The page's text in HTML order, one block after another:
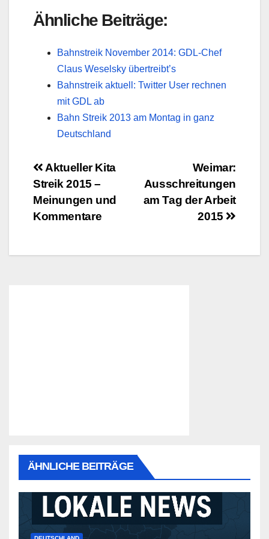
Ähnliche Beiträge:
Bahnstreik November 2014: GDL-Chef
Claus Weselsky übertreibt’s
Bahnstreik aktuell: Twitter User rechnen
mit GDL ab
Bahn Streik 2013 am Montag in ganz
Deutschland
Beitragsnavigation
Weimar:
Ausschreitungen
am Tag der Arbeit
2015
Aktueller Kita
Streik 2015 –
Meinungen und
Kommentare
ÄHNLICHE BEITRÄGE